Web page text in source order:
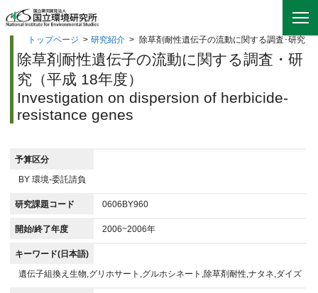
トップページ > 研究紹介 > 除草剤耐性遺伝子の流動に関する調査･研究
除草剤耐性遺伝子の流動に関する調査・研
究（平成 18年度）
Investigation on dispersion of herbicide-
resistance genes
予算区分
BY 環境-委託請負
研究課題コード 0606BY960
開始/終了年度 2006~2006年
キーワード(日本語)
遺伝子組換え生物,グリホサート,グルホシネート,除草剤耐性,ナタネ,ダイズ